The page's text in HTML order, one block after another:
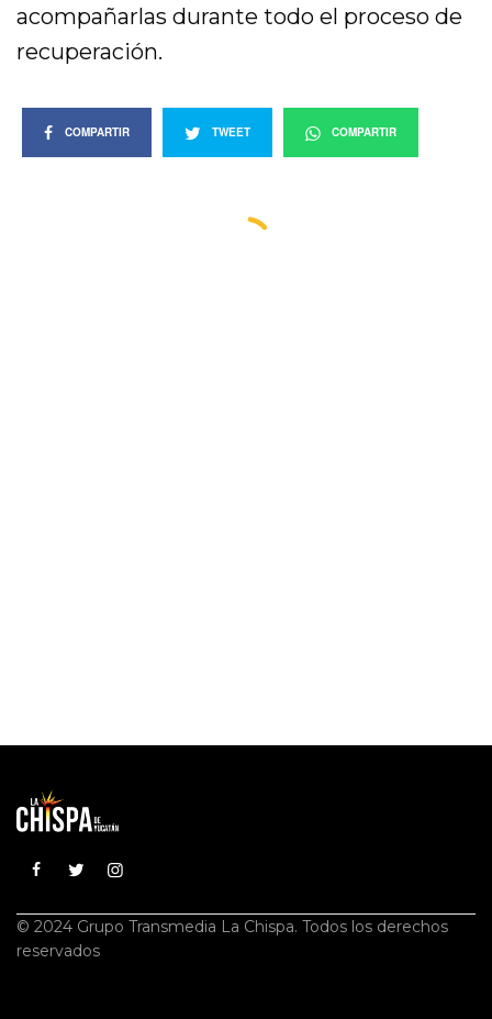
acompañarlas durante todo el proceso de
recuperación.
COMPARTIR TWEET COMPARTIR
© 2024 Grupo Transmedia La Chispa. Todos los derechos
reservados